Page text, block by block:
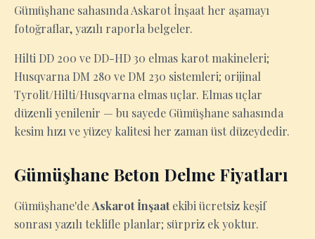
Gümüşhane sahasında Askarot İnşaat her aşamayı
fotoğraflar, yazılı raporla belgeler.
Hilti DD 200 ve DD-HD 30 elmas karot makineleri;
Husqvarna DM 280 ve DM 230 sistemleri; orijinal
Tyrolit/Hilti/Husqvarna elmas uçlar. Elmas uçlar
düzenli yenilenir — bu sayede Gümüşhane sahasında
kesim hızı ve yüzey kalitesi her zaman üst düzeydedir.
Gümüşhane Beton Delme Fiyatları
Gümüşhane'deAskarot İnşaatekibi ücretsiz keşif
sonrası yazılı teklifle planlar; sürpriz ek yoktur.